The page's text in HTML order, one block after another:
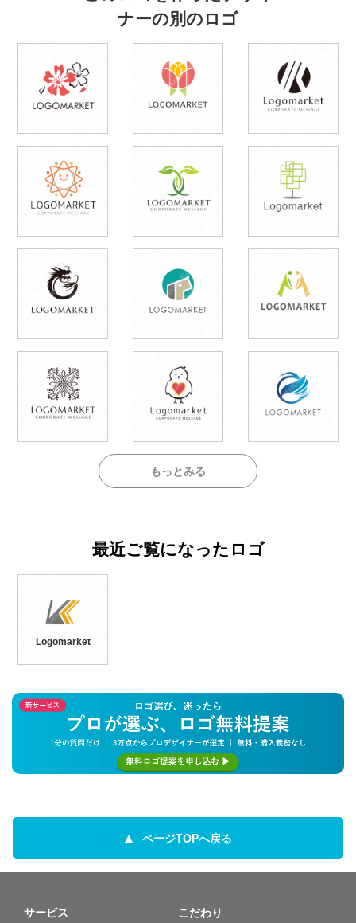
ナーの別のロゴ
もっとみる
最近ご覧になったロゴ
Logomarket
ページTOPへ戻る
サービス こだわり